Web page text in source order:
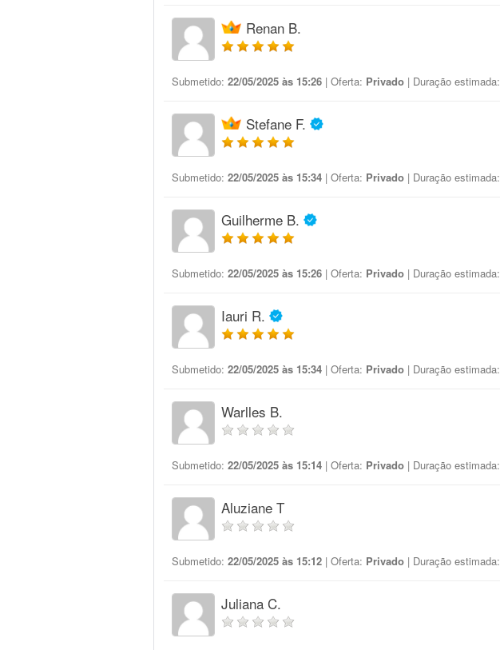
Renan B.
Submetido: 22/05/2025 às 15:26 | Oferta: Privado | Duração estimada:
Stefane F.
Submetido: 22/05/2025 às 15:34 | Oferta: Privado | Duração estimada:
Guilherme B.
Submetido: 22/05/2025 às 15:26 | Oferta: Privado | Duração estimada:
Iauri R.
Submetido: 22/05/2025 às 15:34 | Oferta: Privado | Duração estimada:
Warlles B.
Submetido: 22/05/2025 às 15:14 | Oferta: Privado | Duração estimada:
Aluziane T
Submetido: 22/05/2025 às 15:12 | Oferta: Privado | Duração estimada:
Juliana C.